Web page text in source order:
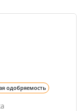
одобряемость